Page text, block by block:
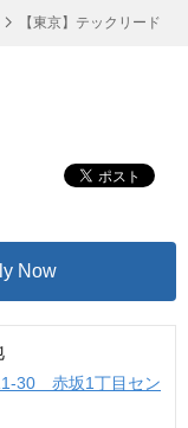
【東京】テックリード
Now
30 赤坂1丁目セン